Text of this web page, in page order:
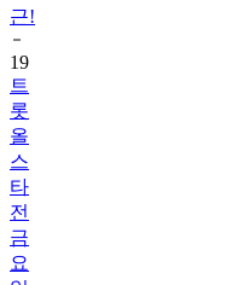
19
트
롯
올
스
타
전
금
요
일
밤